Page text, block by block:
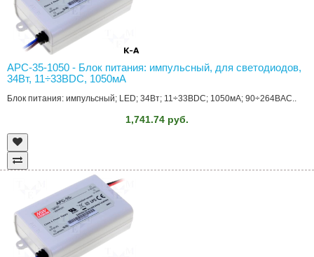
APC-35-1050 - Блок питания: импульсный, для светодиодов,
34Вт, 11÷33ВDC, 1050мА
Блок питания: импульсный; LED; 34Вт; 11÷33ВDC; 1050мА; 90÷264ВAC..
1,741.74 руб.